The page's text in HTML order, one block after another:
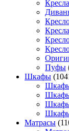
Пуфы
Шкафы
Матрасы